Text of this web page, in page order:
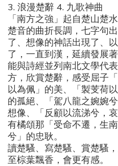
3. 浪漫楚辭 4. 九歌神曲
「南方之強」起自楚山楚
楚音的曲折長調，七字句
了、想像的神話出現了、
了，一直到漢，延續發展著
能與詩經並列南北文學代
方，欣賞楚辭，感受屈子
以為佩」的美、「製芰荷
的孤絕、「駕八龍之婉婉
想像、「反顧以流涕兮，
有橘頌那「受命不遷，生
兮」的忠耿。
讀楚騷、寫楚騷、賞楚騷
至棕葉飄香，會更有感。